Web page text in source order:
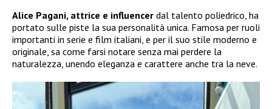
Alice Pagani, attrice e influencer dal talento poliedrico, ha
portato sulle piste la sua personalità unica. Famosa per ruoli
importanti in serie e film italiani, e per il suo stile moderno e
originale, sa come farsi notare senza mai perdere la
naturalezza, unendo eleganza e carattere anche tra la neve.